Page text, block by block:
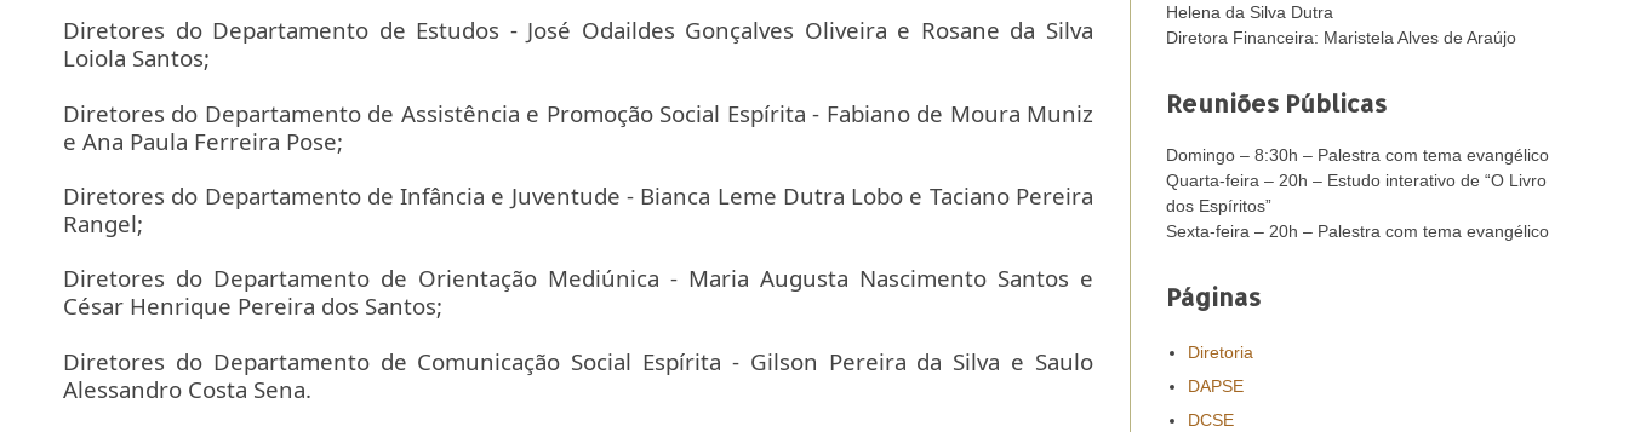
Diretores do Departamento de Estudos - José Odaildes Gonçalves Oliveira e Rosane da Silva
Loiola Santos;
Diretores do Departamento de Assistência e Promoção Social Espírita - Fabiano de Moura Muniz
e Ana Paula Ferreira Pose;
Diretores do Departamento de Infância e Juventude - Bianca Leme Dutra Lobo e Taciano Pereira
Rangel;
Diretores do Departamento de Orientação Mediúnica - Maria Augusta Nascimento Santos e
César Henrique Pereira dos Santos;
Diretores do Departamento de Comunicação Social Espírita - Gilson Pereira da Silva e Saulo
Alessandro Costa Sena.
Helena da Silva Dutra
Diretora Financeira: Maristela Alves de Araújo
Reuniões Públicas
Domingo – 8:30h – Palestra com tema evangélico
Quarta-feira – 20h – Estudo interativo de “O Livro
dos Espíritos”
Sexta-feira – 20h – Palestra com tema evangélico
Páginas
Diretoria
DAPSE
DCSE